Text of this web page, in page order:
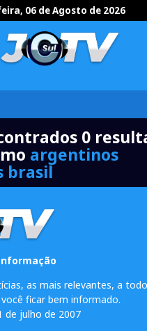
06 de Agosto de 2026
0
argentinos
brasil
as mais relevantes, a
ficar bem informado.
de julho de 2007